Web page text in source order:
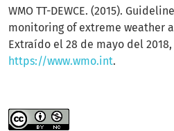
WMO TT-DEWCE. (2015).
monitoring of extreme weather
Extraído el 28 de mayo del
https://www.wmo.int.